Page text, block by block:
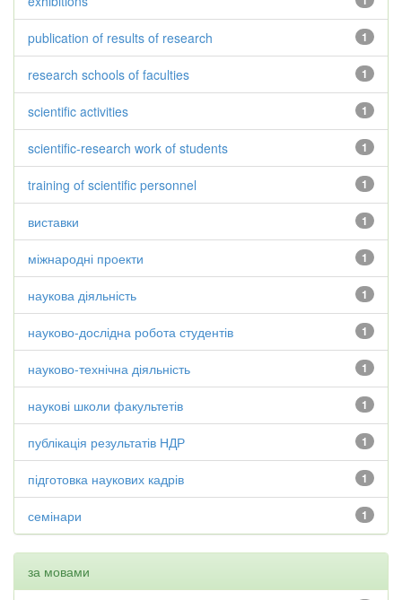
1
publication of results of research
1
research schools of faculties
1
scientific activities
1
scientific-research work of students
1
training of scientific personnel
1
виставки
1
міжнародні проекти
1
наукова діяльність
1
науково-дослідна робота студентів
1
науково-технічна діяльність
1
наукові школи факультетів
1
публікація результатів НДР
1
підготовка наукових кадрів
1
семінари
за мовами